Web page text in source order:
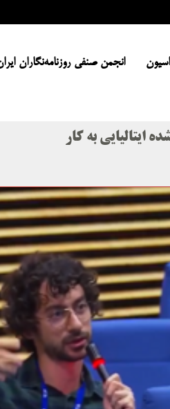
انجمن صنفی روزنامه‌نگاران
ایتالیایی به کار